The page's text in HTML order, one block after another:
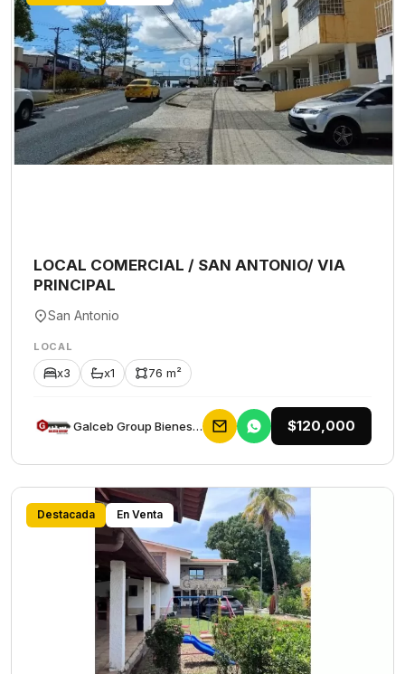
LOCAL COMERCIAL / SAN ANTONIO/ VIA
PRINCIPAL
San Antonio
LOCAL
x3 x1 76 m²
Galceb Group Bienes Raices $120,000
Destacada En Venta